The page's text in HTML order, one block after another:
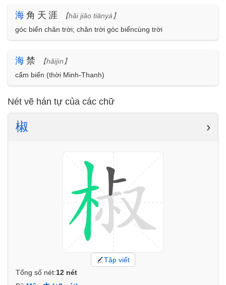
海 角天涯
【hǎi jiǎo tiānyá】
góc biển chân trời; chân trời góc biểncùng trời
海 禁
【hǎijìn】
cấm biển (thời Minh-Thanh)
Nét vẽ hán tự của các chữ
椒 ›
Tập viết
Tổng số nét:12 nét